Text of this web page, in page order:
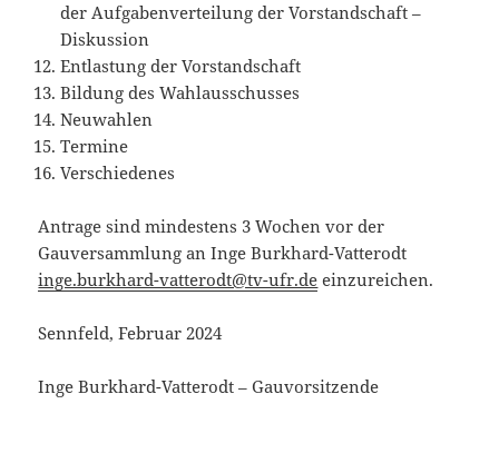
der Aufgabenverteilung der Vorstandschaft –
Diskussion
Entlastung der Vorstandschaft
Bildung des Wahlausschusses
Neuwahlen
Termine
Verschiedenes
Antrage sind mindestens 3 Wochen vor der
Gauversammlung an Inge Burkhard-Vatterodt
inge.burkhard-vatterodt@tv-ufr.de einzureichen.
Sennfeld, Februar 2024
Inge Burkhard-Vatterodt – Gauvorsitzende